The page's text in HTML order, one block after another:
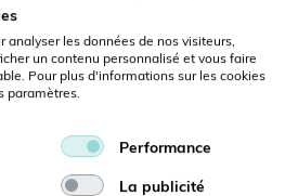
Enregistrer
Détails
analyser les données de nos visiteurs,
un contenu personnalisé et vous faire
Pour plus d'informations sur les cookies
paramètres.
Performance
La publicité